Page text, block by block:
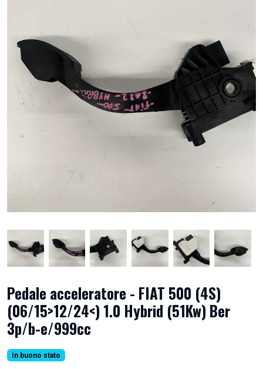
Pedale acceleratore - FIAT 500 (4S)
(06/15>12/24<) 1.0 Hybrid (51Kw) Ber
3p/b-e/999cc
In buono stato